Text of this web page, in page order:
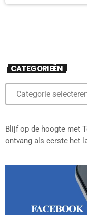
CATEGORIEËN
Blijf op de hoogte met
ontvang als eerste het